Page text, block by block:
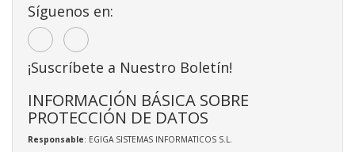
Síguenos en:
¡Suscríbete a Nuestro Boletín!
INFORMACIÓN BÁSICA SOBRE
PROTECCIÓN DE DATOS
Responsable: EGIGA SISTEMAS INFORMATICOS S.L.